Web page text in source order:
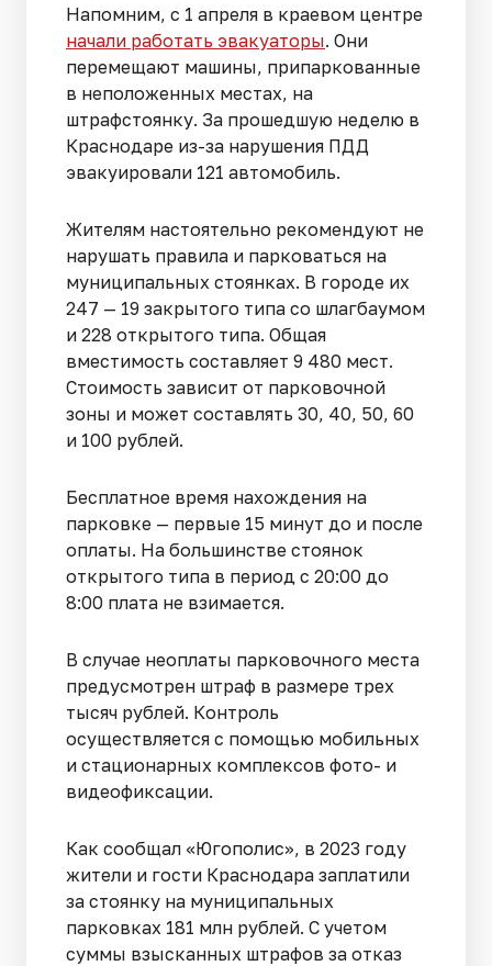
Напомним, с 1 апреля в краевом центре
начали работать эвакуаторы. Они
перемещают машины, припаркованные
в неположенных местах, на
штрафстоянку. За прошедшую неделю в
Краснодаре из-за нарушения ПДД
эвакуировали 121 автомобиль.
Жителям настоятельно рекомендуют не
нарушать правила и парковаться на
муниципальных стоянках. В городе их
247 — 19 закрытого типа со шлагбаумом
и 228 открытого типа. Общая
вместимость составляет 9 480 мест.
Стоимость зависит от парковочной
зоны и может составлять 30, 40, 50, 60
и 100 рублей.
Бесплатное время нахождения на
парковке — первые 15 минут до и после
оплаты. На большинстве стоянок
открытого типа в период с 20:00 до
8:00 плата не взимается.
В случае неоплаты парковочного места
предусмотрен штраф в размере трех
тысяч рублей. Контроль
осуществляется с помощью мобильных
и стационарных комплексов фото- и
видеофиксации.
Как сообщал «Югополис», в 2023 году
жители и гости Краснодара заплатили
за стоянку на муниципальных
парковках 181 млн рублей. С учетом
суммы взысканных штрафов за отказ